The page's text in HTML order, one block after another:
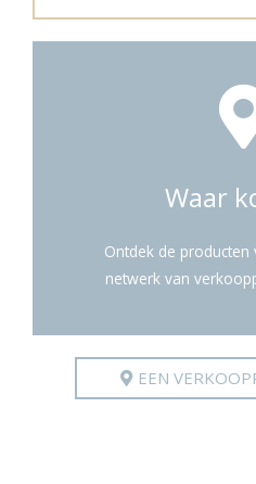
Waar
Ontdek de
netwerk van
EEN